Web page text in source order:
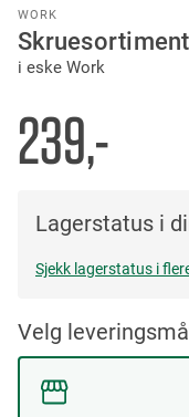
WORK
Skruesortiment
i eske Work
239,-
Lagerstatus i
Sjekk lagerstatus i
Velg
to
the
beginning
the
images
gallery